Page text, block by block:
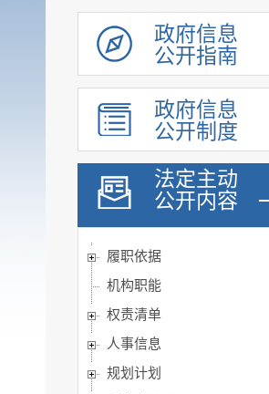
政府信息
公开指南
政府信息
公开制度
法定主动
公开内容
履职依据
机构职能
权责清单
人事信息
规划计划